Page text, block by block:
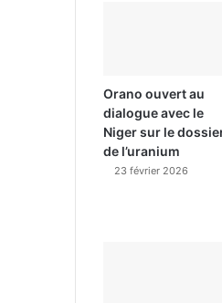
Orano ouvert au
dialogue avec le
Niger sur le
de l’uranium
23 février 2026